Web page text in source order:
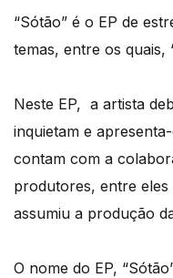
“Sótão” é o EP de
temas, entre os quais,
Neste EP, a artista
inquietam e
contam com a
produtores, entre
assumiu a produção
O nome do EP,